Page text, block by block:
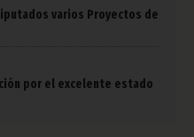
varios Proyectos de
por el excelente estado